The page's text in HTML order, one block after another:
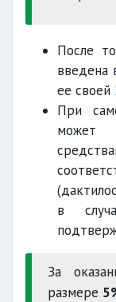
После
введена
ее своей
При
может
в
За
размере